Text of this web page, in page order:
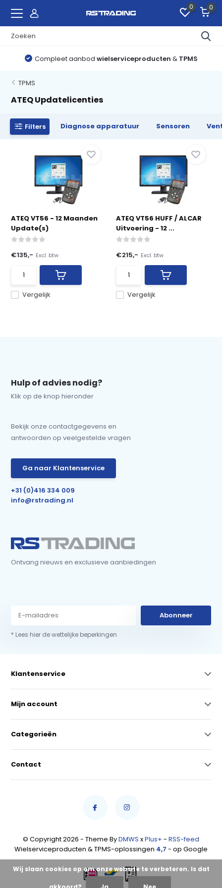
0 0
Compleet aanbod wielserviceproducten & TPMS
TPMS
ATEQ Updatelicenties
Filters Diagnose apparatuur Sensoren
ATEQ VT56 - 12 Maanden
Update(s)
Vergelijk
€135,- Excl. btw
ATEQ VT56 HUFF / ALCAR
Uitvoering - 12 ...
Vergelijk
€215,- Excl. btw
Hulp of advies nodig?
Klik op de knop hieronder
Bekijk onze contactgegevens en
antwoorden op veelgestelde vragen
Ga naar Klantenservice
+31 (0)416 334 009
info@rstrading.nl
Ontvang nieuws en exclusieve aanbiedingen
Abonneer
* Lees hier de wettelijke beperkingen
Klantenservice
Mijn account
Categorieën
Contact
© Copyright 2026 - Theme ByDMWS xPlus+ - RSS-feed
Wielserviceproducten & TPMS-oplossingen 4,7 - op Google
Wij slaan cookies op om onze website te verbeteren. Is dat